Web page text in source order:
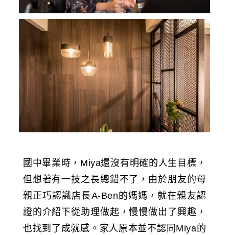
國中畢業時，Miya還沒有明確的人生目標，
但想著有一技之長總錯不了，由於朋友的母
親正巧認識店長A-Ben的媽媽，就在親友認
證的介紹下從助理做起，慢慢做出了興趣，
也找到了成就感。家人原本並不認同Miya的